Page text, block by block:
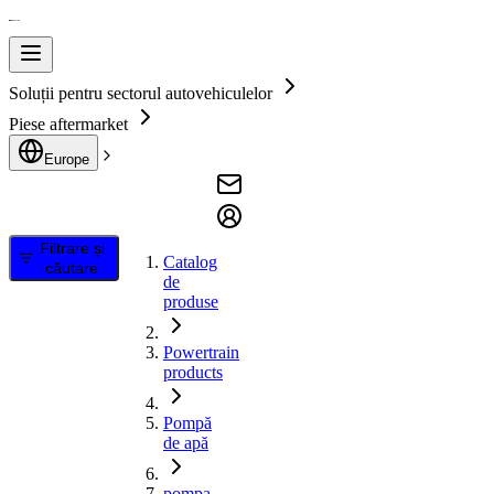
Soluții pentru sectorul autovehiculelor
Piese aftermarket
Europe
Filtrare și
căutare
Catalog
de
produse
Powertrain
products
Pompă
de apă